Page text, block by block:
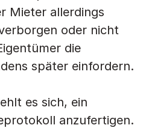
Mieter allerdings
oder nicht
die
später einfordern.
es sich, ein
anzufertigen.